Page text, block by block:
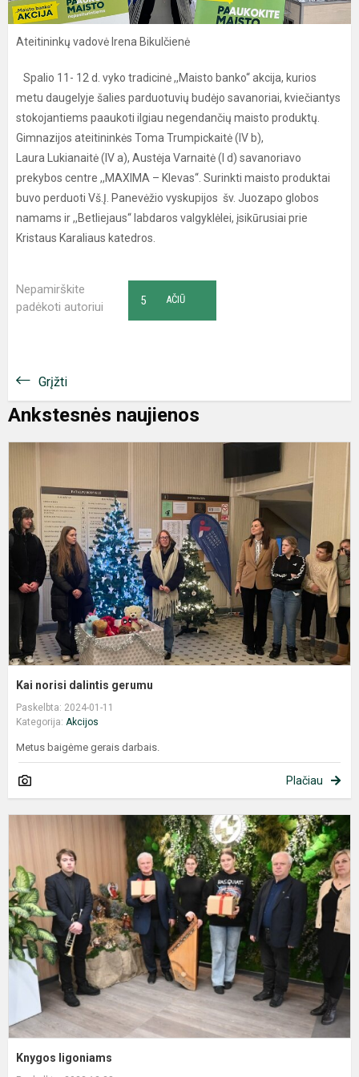
Ateitininkų vadovė Irena Bikulčienė
Spalio 11- 12 d. vyko tradicinė ,,Maisto banko“ akcija, kurios
metu daugelyje šalies parduotuvių budėjo savanoriai, kviečiantys
stokojantiems paaukoti ilgiau negendančių maisto produktų.
Gimnazijos ateitininkės Toma Trumpickaitė (IV b),
Laura Lukianaitė (IV a), Austėja Varnaitė (I d) savanoriavo
prekybos centre ,,MAXIMA – Klevas“. Surinkti maisto produktai
buvo perduoti Vš.Į. Panevėžio vyskupijos šv. Juozapo globos
namams ir ,,Betliejaus“ labdaros valgyklėlei, įsikūrusiai prie
Kristaus Karaliaus katedros.
Nepamirškite
padėkoti autoriui
AČIŪ
5
Grįžti
Ankstesnės naujienos
Kai norisi dalintis gerumu
Paskelbta: 2024-01-11
Kategorija: Akcijos
Metus baigėme gerais darbais.
Plačiau
Knygos ligoniams